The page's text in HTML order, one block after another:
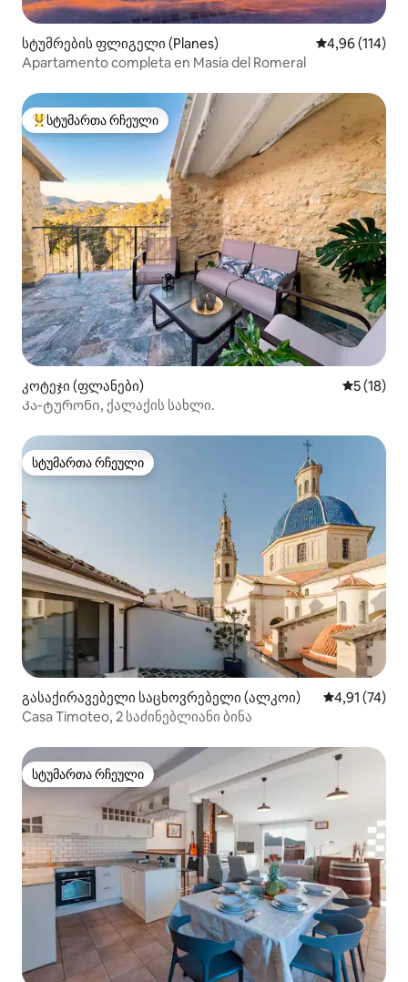
სტუმრების ფლიგელი (Planes) საშუალო
4,96 (114)
Apartamento completa en Masía del Romeral
სტუმართა რჩეული მოწინავე ვარიანტი
სტუმართა რჩეული
კოტეჯი (ფლანები) საშუალო
5 (18)
Კა-ტურონი, ქალაქის სახლი.
სტუმართა რჩეული
სტუმართა რჩეული
გასაქირავებელი საცხოვრებელი (ალკოი) საშუალო
4,91 (74)
Casa Timoteo, 2 საძინებლიანი ბინა
სტუმართა რჩეული
სტუმართა რჩეული